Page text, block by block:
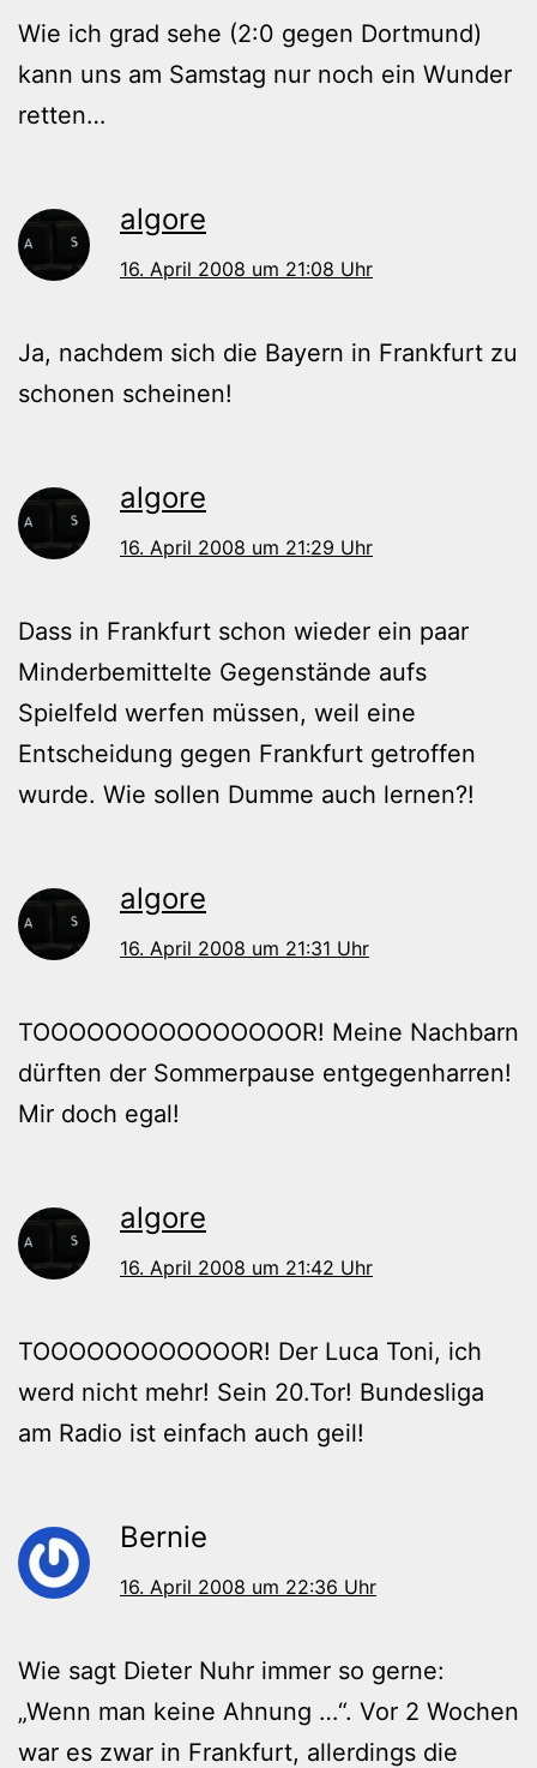
Wie ich grad sehe (2:0 gegen Dortmund)
kann uns am Samstag nur noch ein Wunder
retten…
algore
16. April 2008 um 21:08 Uhr
Ja, nachdem sich die Bayern in Frankfurt zu
schonen scheinen!
algore
16. April 2008 um 21:29 Uhr
Dass in Frankfurt schon wieder ein paar
Minderbemittelte Gegenstände aufs
Spielfeld werfen müssen, weil eine
Entscheidung gegen Frankfurt getroffen
wurde. Wie sollen Dumme auch lernen?!
algore
16. April 2008 um 21:31 Uhr
TOOOOOOOOOOOOOOOR! Meine Nachbarn
dürften der Sommerpause entgegenharren!
Mir doch egal!
algore
16. April 2008 um 21:42 Uhr
TOOOOOOOOOOOOR! Der Luca Toni, ich
werd nicht mehr! Sein 20.Tor! Bundesliga
am Radio ist einfach auch geil!
Bernie
16. April 2008 um 22:36 Uhr
Wie sagt Dieter Nuhr immer so gerne:
„Wenn man keine Ahnung …“. Vor 2 Wochen
war es zwar in Frankfurt, allerdings die